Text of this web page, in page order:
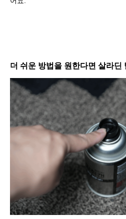
더 쉬운 방법을 원한다면 살라딘